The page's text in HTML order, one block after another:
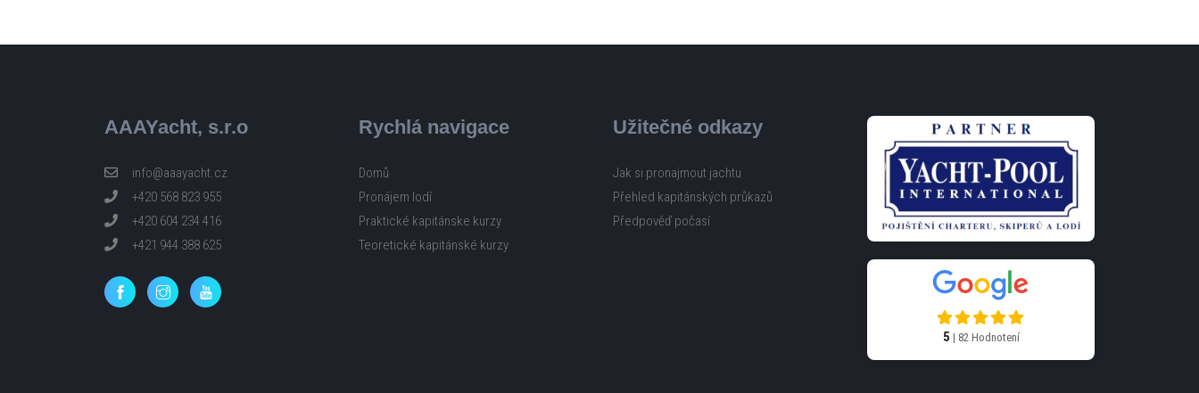
AAAYacht, s.r.o
info@aaayacht.cz
+420 568 823 955
+420 604 234 416
+421 944 388 625
Rychlá navigace
Domů
Pronájem lodí
Praktické kapitánske kurzy
Teoretické kapitánské kurzy
Užitečné odkazy
Jak si pronajmout jachtu
Přehled kapitánských průkazů
Předpověď počasí
5 | 82 Hodnotení